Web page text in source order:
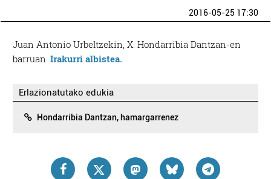
2016-05-25 17:30
Juan Antonio Urbeltzekin, X. Hondarribia Dantzan-en
barruan.Irakurri albistea.
Erlazionatutako edukia
Hondarribia Dantzan, hamargarrenez